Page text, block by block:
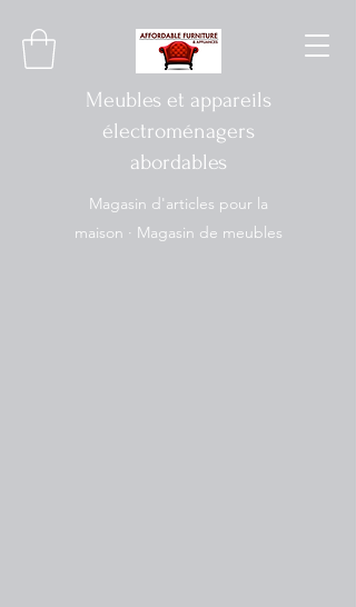
Meubles et appareils
électroménagers
abordables
Magasin d'articles pour la
maison · Magasin de meubles